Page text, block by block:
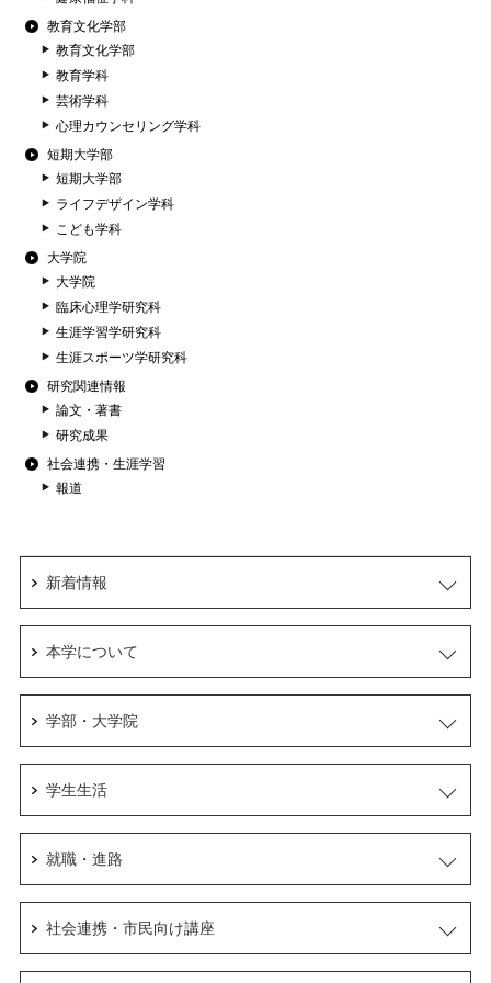
教育文化学部
教育文化学部
教育学科
芸術学科
心理カウンセリング学科
短期大学部
短期大学部
ライフデザイン学科
こども学科
大学院
大学院
臨床心理学研究科
生涯学習学研究科
生涯スポーツ学研究科
研究関連情報
論文・著書
研究成果
社会連携・生涯学習
報道
新着情報
本学について
学部・大学院
学生生活
就職・進路
社会連携・市民向け講座